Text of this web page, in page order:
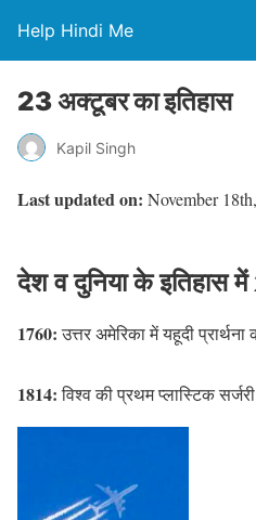
Help Hindi Me
23 अक्टूबर का इतिहास
Kapil Singh
Last updated on: November
देश व दुनिया के इतिहास
1760:उत्तर अमेरिका में यहूदी
1814:विश्व की प्रथम प्लास्टिक